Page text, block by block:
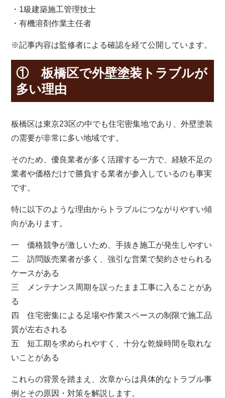
・1級建築施工管理技士
・有機溶剤作業主任者
※記事内容は監修者による確認を経て公開しています。
① 板橋区で外壁塗装トラブルが
多い理由
板橋区は東京23区の中でも住宅密集地であり、外壁塗装
の需要が非常に多い地域です。
そのため、優良業者が多く活躍する一方で、経験不足の
業者や価格だけで勝負する業者が参入しているのも事実
です。
特に以下のような理由からトラブルにつながりやすい傾
向があります。
一 価格競争が激しいため、手抜き施工が発生しやすい
二 訪問販売業者が多く、強引な営業で契約させられる
ケースがある
三 メンテナンス周期を誤ったまま工事に入ることがあ
る
四 住宅密集による足場や作業スペースの制限で施工品
質が左右される
五 短工期を求められやすく、十分な乾燥時間を取れな
いことがある
これらの背景を踏まえ、次章からは具体的なトラブル事
例とその原因・対策を解説します。